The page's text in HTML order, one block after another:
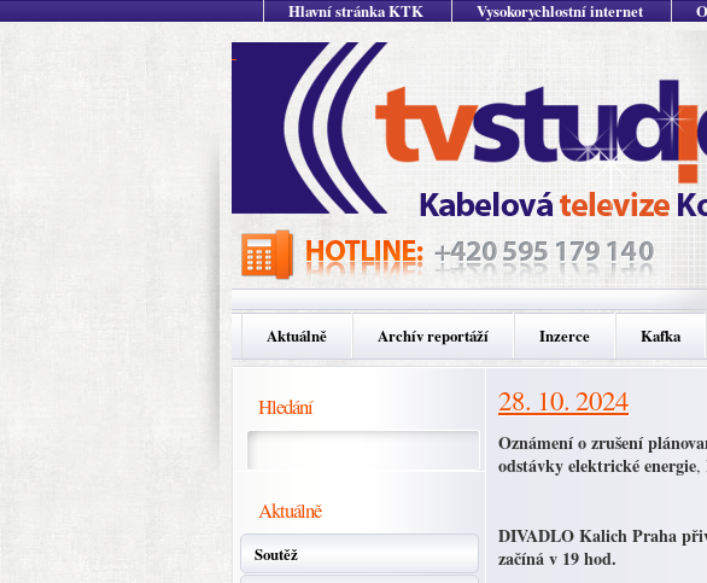
Hlavní stránka KTK Vysokorychlostní internet
Aktuálně Archív reportáží Inzerce Kafka
Hledání
Aktuálně
Soutěž
28. 10. 2024
Oznámení o zrušení
odstávky elektrické energie,
DIVADLO Kalich Praha
začíná v 19 hod.